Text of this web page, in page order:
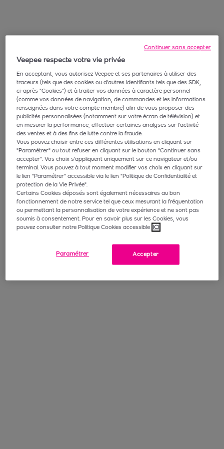
Veepee respecte votre vie privée
En acceptant, vous autorisez Veepee et ses partenaires à utiliser des
traceurs (tels que des cookies ou d'autres identifiants tels que des SDK,
ci-après "Cookies") et à traiter vos données à caractère personnel
(comme vos données de navigation, de commandes et les informations
renseignées dans votre compte membre) afin de vous proposer des
publicités personnalisées (notamment sur votre écran de télévision) et
en mesurer la performance, effectuer certaines analyses sur l'activité
des ventes et à des fins de lutte contre la fraude.
Vous pouvez choisir entre ces différentes utilisations en cliquant sur
"Paramétrer" ou tout refuser en cliquant sur le bouton "Continuer sans
accepter". Vos choix s'appliquent uniquement sur ce navigateur et/ou
terminal. Vous pouvez à tout moment modifier vos choix en cliquant sur
le lien “Paramétrer” accessible via le lien "Politique de Confidentialité et
protection de la Vie Privée".
Certains Cookies déposés sont également nécessaires au bon
fonctionnement de notre service tel que ceux mesurant la fréquentation
ou permettant la personnalisation de votre expérience et ne sont pas
soumis à consentement. Pour en savoir plus sur les Cookies, vous
pouvez consulter notre Politique Cookies accessible ICI
Accepter
Paramétrer
Continuer sans accepter